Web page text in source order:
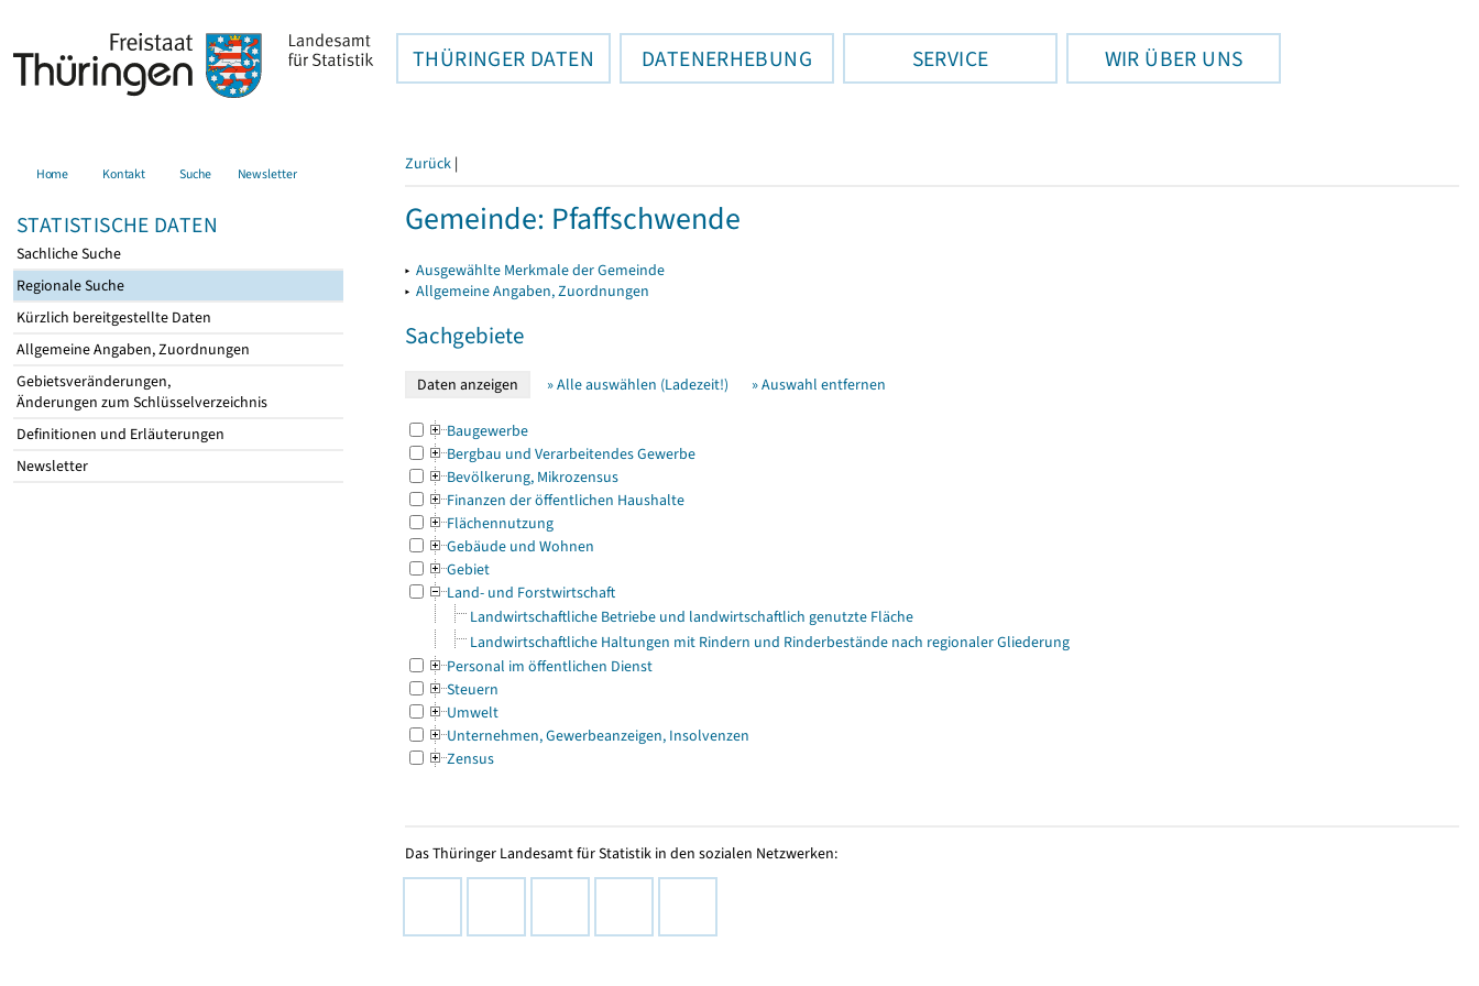
THÜRINGER DATEN DATENERHEBUNG SERVICE WIR ÜBER UNS
Home Kontakt Suche Newsletter
STATISTISCHE DATEN
Sachliche Suche
Regionale Suche
Kürzlich bereitgestellte Daten
Allgemeine Angaben, Zuordnungen
Gebietsveränderungen,
Änderungen zum Schlüsselverzeichnis
Definitionen und Erläuterungen
Newsletter
Zurück |
Gemeinde: Pfaffschwende
▸ Ausgewählte Merkmale der Gemeinde
▸ Allgemeine Angaben, Zuordnungen
Sachgebiete
» Alle auswählen (Ladezeit!) » Auswahl entfernen
Baugewerbe
Bergbau und Verarbeitendes Gewerbe
Bevölkerung, Mikrozensus
Finanzen der öffentlichen Haushalte
Flächennutzung
Gebäude und Wohnen
Gebiet
Land- und Forstwirtschaft
Landwirtschaftliche Betriebe und landwirtschaftlich genutzte Fläche
Landwirtschaftliche Haltungen mit Rindern und Rinderbestände nach regionaler Gliederung
Personal im öffentlichen Dienst
Steuern
Umwelt
Unternehmen, Gewerbeanzeigen, Insolvenzen
Zensus
Das Thüringer Landesamt für Statistik in den sozialen Netzwerken: